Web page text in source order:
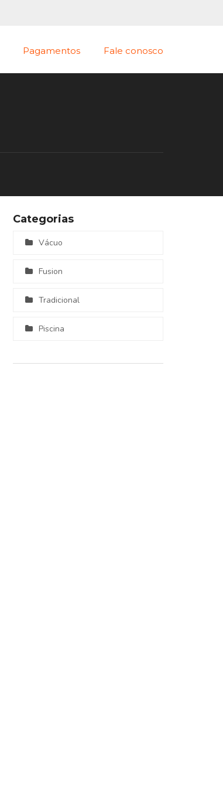
Pagamentos Fale conosco
Categorias
Vácuo
Fusion
Tradicional
Piscina